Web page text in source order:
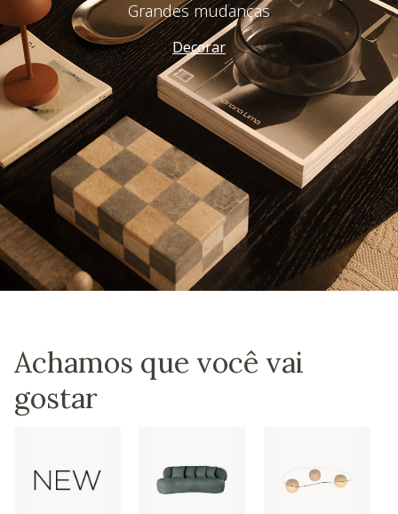
Grandes mudanças
Decorar
Achamos que você vai
gostar